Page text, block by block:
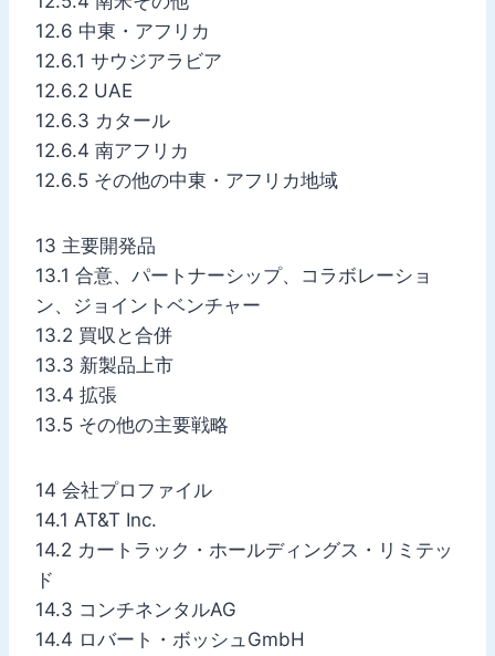
12.6 中東・アフリカ
12.6.1 サウジアラビア
12.6.2 UAE
12.6.3 カタール
12.6.4 南アフリカ
12.6.5 その他の中東・アフリカ地域
13 主要開発品
13.1 合意、パートナーシップ、コラボレーショ
ン、ジョイントベンチャー
13.2 買収と合併
13.3 新製品上市
13.4 拡張
13.5 その他の主要戦略
14 会社プロファイル
14.1 AT&T Inc.
14.2 カートラック・ホールディングス・リミテッ
ド
14.3 コンチネンタルAG
14.4 ロバート・ボッシュGmbH